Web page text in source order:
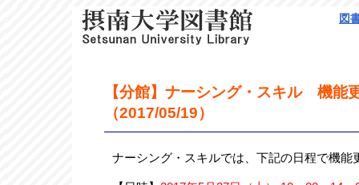
図
【分館】ナーシング・スキル 機能
（2017/05/19）
ナーシング・スキルでは、下記の日程で機能